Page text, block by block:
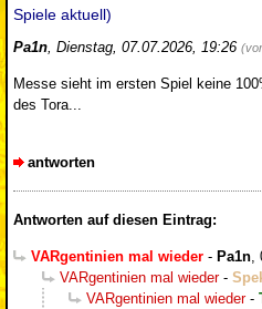
Spiele aktuell)
Pa1n, Dienstag, 07.07.2026, 19:26
Messe sieht im ersten Spiel keine
des Tora...
antworten
Antworten auf diesen Eintrag:
VARgentinien mal wieder - Pa1n,
VARgentinien mal wieder-
VARgentinien mal wieder-